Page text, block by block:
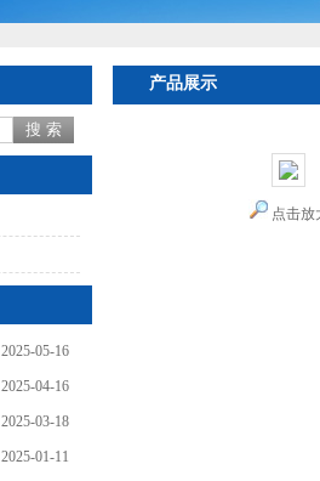
2025-05-16
2025-04-16
2025-03-18
2025-01-11
产品展示
点击放